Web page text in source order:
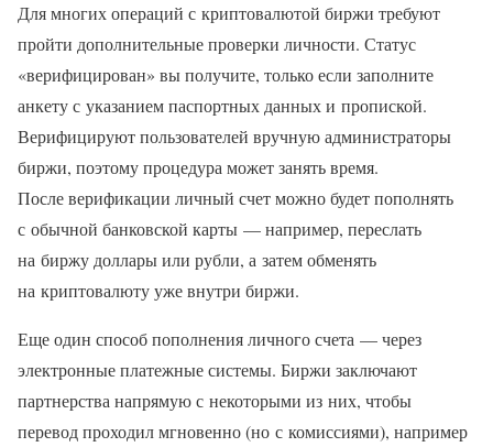
Для многих операций с криптовалютой биржи требуют
пройти дополнительные проверки личности. Статус
«верифицирован» вы получите, только если заполните
анкету с указанием паспортных данных и пропиской.
Верифицируют пользователей вручную администраторы
биржи, поэтому процедура может занять время.
После верификации личный счет можно будет пополнять
с обычной банковской карты — например, переслать
на биржу доллары или рубли, а затем обменять
на криптовалюту уже внутри биржи.
Еще один способ пополнения личного счета — через
электронные платежные системы. Биржи заключают
партнерства напрямую с некоторыми из них, чтобы
перевод проходил мгновенно (но с комиссиями), например